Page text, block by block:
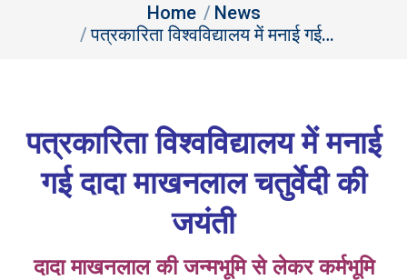
Home
News
पत्रकारिता विश्वविद्यालय में मनाई गई…
पत्रकारिता विश्वविद्यालय में मनाई
गई दादा माखनलाल चतुर्वेदी की
जयंती
दादा माखनलाल की जन्मभूमि से लेकर कर्मभूमि